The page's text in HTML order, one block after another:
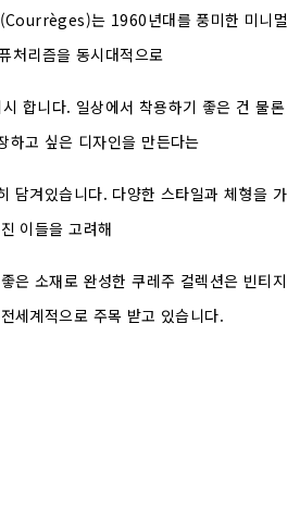
는 1960년대를 풍미한 미니멀
처리즘을 동시대적으로
합니다. 일상에서 착용하기 좋은 건 물론
하고 싶은 디자인을 만든다는
담겨있습니다. 다양한 스타일과 체형을 가
진 이들을 고려해
은 소재로 완성한 쿠레주 컬렉션은 빈티지
세계적으로 주목 받고 있습니다.